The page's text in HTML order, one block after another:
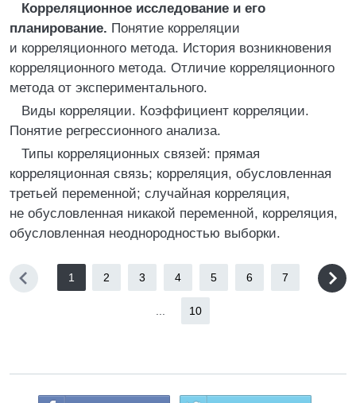
Корреляционное исследование и его
планирование. Понятие корреляции
и корреляционного метода. История возникновения
корреляционного метода. Отличие корреляционного
метода от экспериментального.
Виды корреляции. Коэффициент корреляции.
Понятие регрессионного анализа.
Типы корреляционных связей: прямая
корреляционная связь; корреляция, обусловленная
третьей переменной; случайная корреляция,
не обусловленная никакой переменной, корреляция,
обусловленная неоднородностью выборки.
1 2 3 4 5 6 7
10